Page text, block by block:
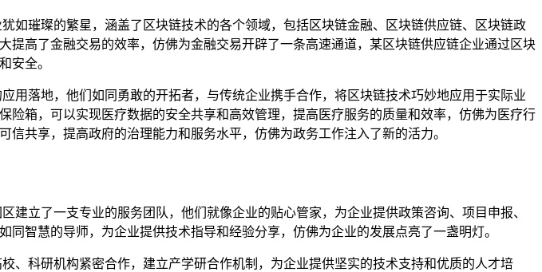
如璀璨的繁星，涵盖了区块链技术的各个领域，包括区块链金融、区块链供应链、区块链政
高了金融交易的效率，仿佛为金融交易开辟了一条高速通道，某区块链供应链企业通过区块
安全。
用落地，他们如同勇敢的开拓者，与传统企业携手合作，将区块链技术巧妙地应用于实际业
箱，可以实现医疗数据的安全共享和高效管理，提高医疗服务的质量和效率，仿佛为医疗行
共享，提高政府的治理能力和服务水平，仿佛为政务工作注入了新的活力。
立了一支专业的服务团队，他们就像企业的贴心管家，为企业提供政策咨询、项目申报、
智慧的导师，为企业提供技术指导和经验分享，仿佛为企业的发展点亮了一盏明灯。
、科研机构紧密合作，建立产学研合作机制，为企业提供坚实的技术支持和优质的人才培